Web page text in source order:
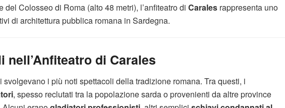
del Colosseo di Roma (alto 48 metri), l’anfiteatro di Carales rappresenta uno
di architettura pubblica romana in Sardegna.
nell’Anfiteatro di Carales
svolgevano i più noti spettacoli della tradizione romana. Tra questi, i
, spesso reclutati tra la popolazione sarda o provenienti da altre province